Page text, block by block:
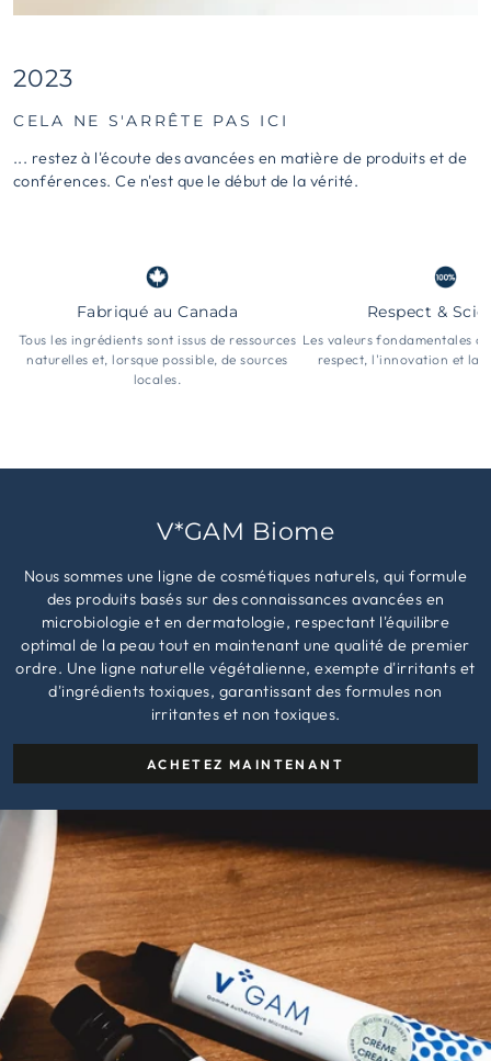
2023
CELA NE S'ARRÊTE PAS ICI
... restez à l'écoute des avancées en matière de produits et de
conférences. Ce n'est que le début de la vérité.
Fabriqué au Canada
Tous les ingrédients sont issus de ressources
naturelles et, lorsque possible, de sources
locales.
Respect &
Les valeurs fondamentales
respect, l'innovation et la
V*GAM Biome
Nous sommes une ligne de cosmétiques naturels, qui formule
des produits basés sur des connaissances avancées en
microbiologie et en dermatologie, respectant l'équilibre
optimal de la peau tout en maintenant une qualité de premier
ordre. Une ligne naturelle végétalienne, exempte d'irritants et
d'ingrédients toxiques, garantissant des formules non
irritantes et non toxiques.
ACHETEZ MAINTENANT